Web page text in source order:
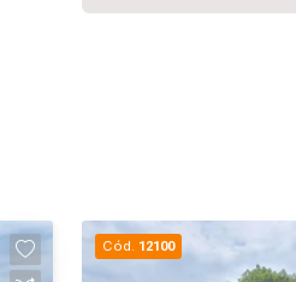
Cód. 12100